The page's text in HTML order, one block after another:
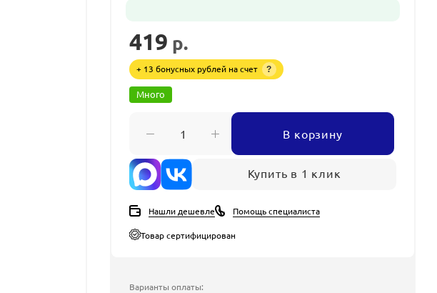
419 р.
+ 13 бонусных рублей на счет ?
Много
В корзину
Купить в 1 клик
Нашли дешевле Помощь специалиста
Товар сертифицирован
Варианты оплаты: